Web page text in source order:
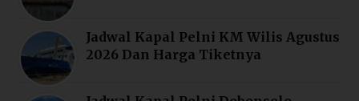
Jadwal Kapal Pelni KM Wilis Agustus
2026 Dan Harga Tiketnya